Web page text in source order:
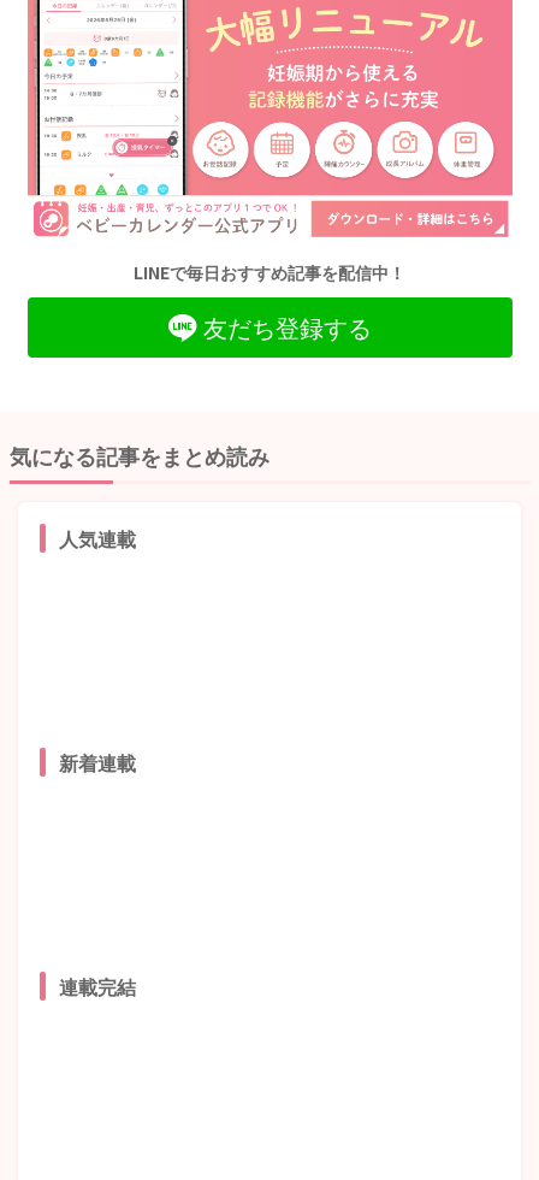
LINEで毎日おすすめ記事を配信中！
友だち登録する
気になる記事をまとめ読み
人気連載
新着連載
連載完結